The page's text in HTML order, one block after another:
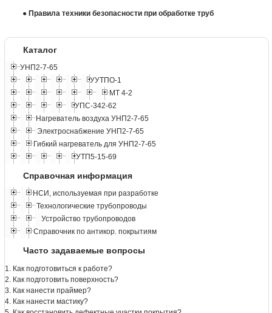
● Правила техники безопасности при обработке труб
Каталог
УНП2-7-65
УУТПО-1
МТ 4-2
УПС-342-62
Нагреватель воздуха УНП2-7-65
Электроснабжение УНП2-7-65
Гибкий нагреватель для УНП2-7-65
УТП5-15-69
Справочная информация
НСИ, используемая при разработке
Технологические трубопроводы
Устройство трубопроводов
Справочник по антикор. покрытиям
Часто задаваемые вопросы
1. Как подготовиться к работе?
2. Как подготовить поверхность?
3. Как нанести праймер?
4. Как нанести мастику?